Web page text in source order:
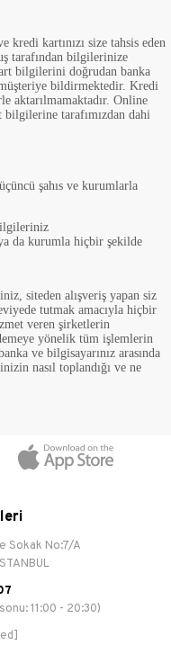
kredi kartınızı size tahsis eden
tarafından bilgilerinize
bilgilerini doğrudan banka
bildirmektedir. Kredi
aktarılmamaktadır. Online
tarafımızdan dahi
şahıs ve kurumlarla
da kurumla hiçbir şekilde
siteden alışveriş yapan siz
tutmak amacıyla hiçbir
veren şirketlerin
yönelik tüm işlemlerin
ve bilgisayarınız arasında
nasıl toplandığı ve ne
Sokak No:7/A
11:00 - 20:30)